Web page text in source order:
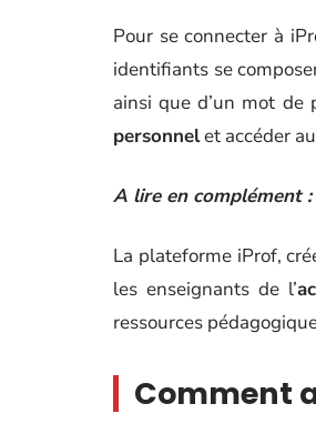
Pour se connecter à
identifiants se
ainsi que d’un mot de
personnelet accéder
A lire en complément :
La plateforme iProf,
les enseignants de l’
ressources
Comment